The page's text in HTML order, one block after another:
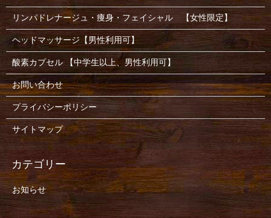
リンパドレナージュ・痩身・フェイシャル 【女性限定】
ヘッドマッサージ【男性利用可】
酸素カプセル 【中学生以上、男性利用可】
お問い合わせ
プライバシーポリシー
サイトマップ
お知らせ